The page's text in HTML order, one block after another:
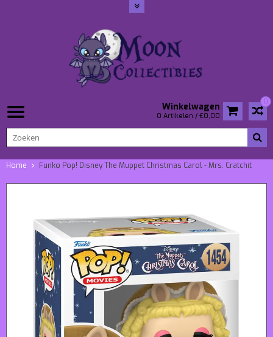
0
Winkelwagen
0 Artikelen / €0,00
Home Funko Pop! Disney The Muppet Christmas Carol - Mrs. Cratchit